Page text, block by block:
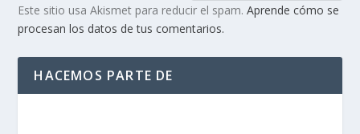
Este sitio usa Akismet para reducir el spam.Aprende cómo se
procesan los datos de tus comentarios.
HACEMOS PARTE DE